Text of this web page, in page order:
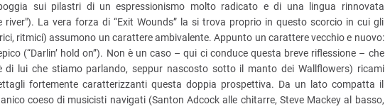
sui pilastri di un espressionismo molto radicato e di una lingua rinnovata
river"). La vera forza di “Exit Wounds” la si trova proprio in questo scorcio in cui gli
ritmici) assumono un carattere ambivalente. Appunto un carattere vecchio e nuovo:
(“Darlin’ hold on”). Non è un caso – qui ci conduce questa breve riflessione – che
di lui che stiamo parlando, seppur nascosto sotto il manto dei Wallflowers) ricami
fortemente caratterizzanti questa doppia prospettiva. Da un lato compatta il
coeso di musicisti navigati (Santon Adcock alle chitarre, Steve Mackey al basso,